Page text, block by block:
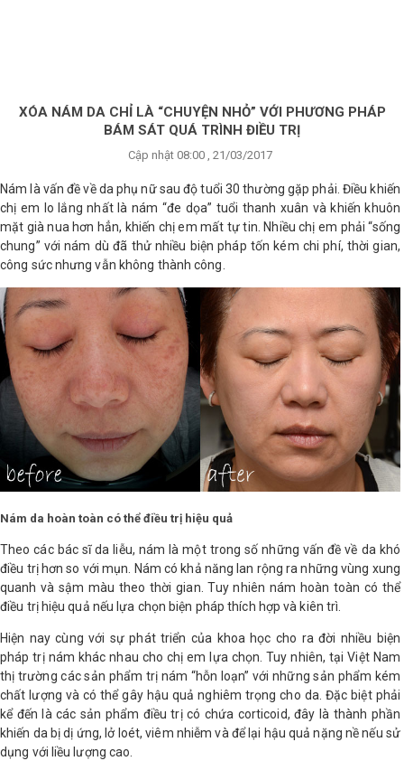
XÓA NÁM DA CHỈ LÀ “CHUYỆN NHỎ” VỚI PHƯƠNG PHÁP
BÁM SÁT QUÁ TRÌNH ĐIỀU TRỊ
Cập nhật 08:00 , 21/03/2017
Nám là vấn đề về da phụ nữ sau độ tuổi 30 thường gặp phải. Điều khiến
chị em lo lắng nhất là nám “đe dọa” tuổi thanh xuân và khiến khuôn
mặt già nua hơn hẳn, khiến chị em mất tự tin. Nhiều chị em phải “sống
chung” với nám dù đã thử nhiều biện pháp tốn kém chi phí, thời gian,
công sức nhưng vẫn không thành công.
Nám da hoàn toàn có thể điều trị hiệu quả
Theo các bác sĩ da liễu, nám là một trong số những vấn đề về da khó
điều trị hơn so với mụn. Nám có khả năng lan rộng ra những vùng xung
quanh và sậm màu theo thời gian. Tuy nhiên nám hoàn toàn có thể
điều trị hiệu quả nếu lựa chọn biện pháp thích hợp và kiên trì.
Hiện nay cùng với sự phát triển của khoa học cho ra đời nhiều biện
pháp trị nám khác nhau cho chị em lựa chọn. Tuy nhiên, tại Việt Nam
thị trường các sản phẩm trị nám “hỗn loạn” với những sản phẩm kém
chất lượng và có thể gây hậu quả nghiêm trọng cho da. Đặc biệt phải
kể đến là các sản phẩm điều trị có chứa corticoid, đây là thành phần
khiến da bị dị ứng, lở loét, viêm nhiễm và để lại hậu quả nặng nề nếu sử
dụng với liều lượng cao.